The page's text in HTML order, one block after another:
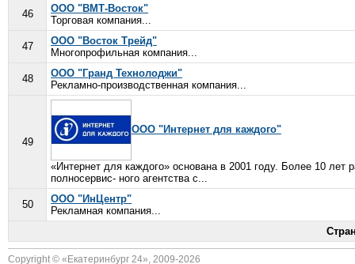
46
ООО "ВМТ-Восток"
Торговая компания...
47
ООО "Восток Трейд"
Многопрофильная компания...
48
ООО "Гранд Технолоджи"
Рекламно-производственная компания...
49
ООО "Интернет для каждого"
«Интернет для каждого» основана в 2001 году. Более 10 лет
полносервис- ного агентства с...
50
ООО "ИнЦентр"
Рекламная компания...
Copyright © « Екатеринбург 24», 2009-2026